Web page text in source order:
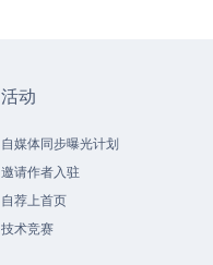
活动
自媒体同步曝光计划
邀请作者入驻
自荐上首页
技术竞赛